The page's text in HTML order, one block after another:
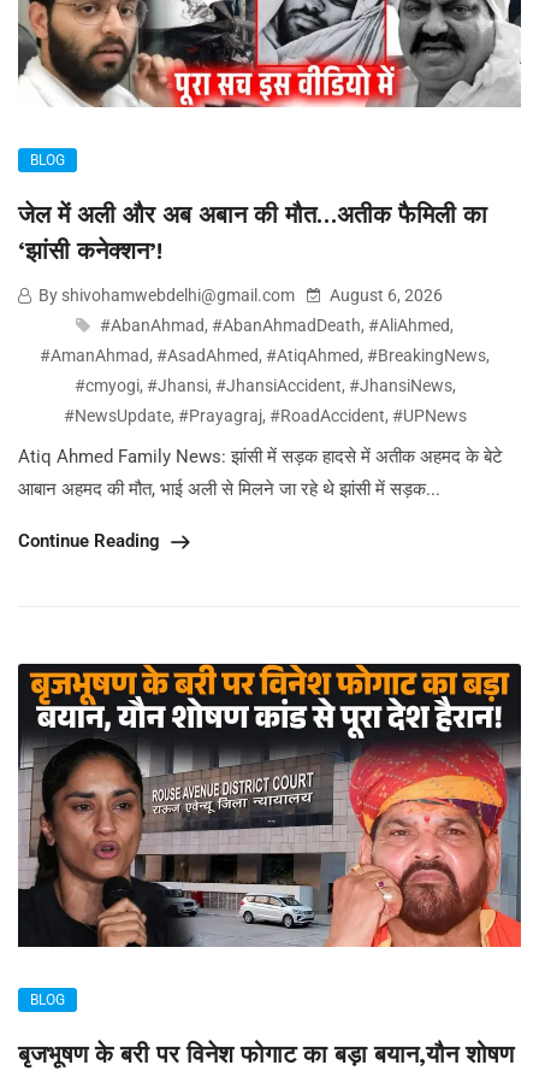
BLOG
जेल में अली और अब अबान की मौत…अतीक फैमिली का
‘झांसी कनेक्शन’!
By shivohamwebdelhi@gmail.com
August 6, 2026
#AbanAhmad, #AbanAhmadDeath, #AliAhmed,
#AmanAhmad, #AsadAhmed, #AtiqAhmed, #BreakingNews,
#cmyogi, #Jhansi, #JhansiAccident, #JhansiNews,
#NewsUpdate, #Prayagraj, #RoadAccident, #UPNews
Atiq Ahmed Family News: झांसी में सड़क हादसे में अतीक अहमद के बेटे
आबान अहमद की मौत, भाई अली से मिलने जा रहे थे झांसी में सड़क...
Continue Reading
BLOG
बृजभूषण के बरी पर विनेश फोगाट का बड़ा बयान,यौन शोषण